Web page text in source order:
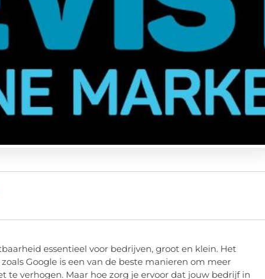
essentieel voor bedrijven, groot en klein. Het
Google is een van de beste manieren om meer
te verhogen. Maar hoe zorg je ervoor dat jouw bedrijf in